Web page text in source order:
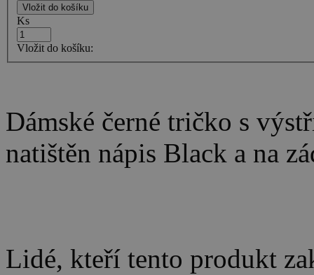
Ks
Vložit do košíku:
Dámské černé tričko s
natištěn nápis Black a na
Lidé, kteří tento produkt